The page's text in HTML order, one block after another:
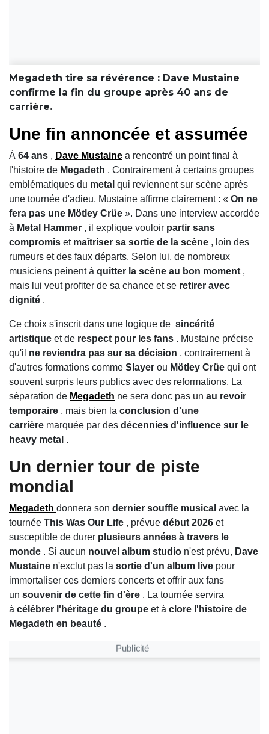
Megadeth tire sa révérence : Dave Mustaine
confirme la fin du groupe après 40 ans de
carrière.
Une fin annoncée et assumée
À 64 ans , Dave Mustaine a rencontré un point final à
l'histoire de Megadeth . Contrairement à certains groupes
emblématiques du metal qui reviennent sur scène après
une tournée d'adieu, Mustaine affirme clairement : « On ne
fera pas une Mötley Crüe ». Dans une interview accordée
à Metal Hammer , il explique vouloir partir sans
compromis et maîtriser sa sortie de la scène , loin des
rumeurs et des faux départs. Selon lui, de nombreux
musiciens peinent à quitter la scène au bon moment ,
mais lui veut profiter de sa chance et se retirer avec
dignité .
Ce choix s'inscrit dans une logique de sincérité
artistique et de respect pour les fans . Mustaine précise
qu'il ne reviendra pas sur sa décision , contrairement à
d'autres formations comme Slayer ou Mötley Crüe qui ont
souvent surpris leurs publics avec des reformations. La
séparation de Megadeth ne sera donc pas un au revoir
temporaire , mais bien la conclusion d'une
carrière marquée par des décennies d'influence sur le
heavy metal .
Un dernier tour de piste
mondial
Megadeth donnera son dernier souffle musical avec la
tournée This Was Our Life , prévue début 2026 et
susceptible de durer plusieurs années à travers le
monde . Si aucun nouvel album studio n'est prévu, Dave
Mustaine n'exclut pas la sortie d'un album live pour
immortaliser ces derniers concerts et offrir aux fans
un souvenir de cette fin d'ère . La tournée servira
à célébrer l'héritage du groupe et à clore l'histoire de
Megadeth en beauté .
Publicité